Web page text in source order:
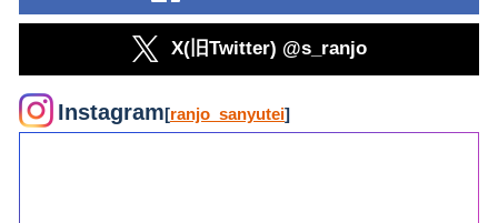
X(旧Twitter) @s_ranjo
Instagram[ranjo_sanyutei]